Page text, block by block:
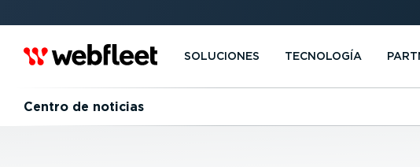
SOLUCIONES TECNOLOGÍA
Centro de noticias